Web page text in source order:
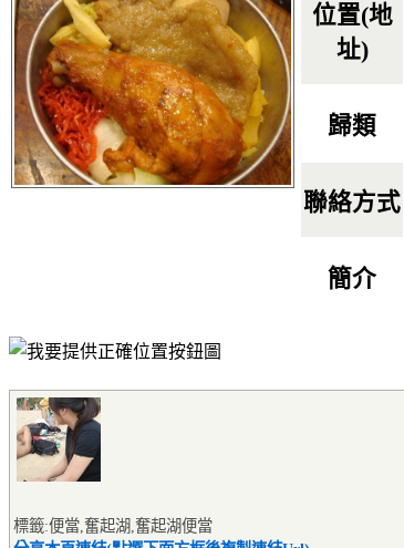
位置(地
址)
歸類
聯絡方式
簡介
標籤:便當,奮起湖,奮起湖便當